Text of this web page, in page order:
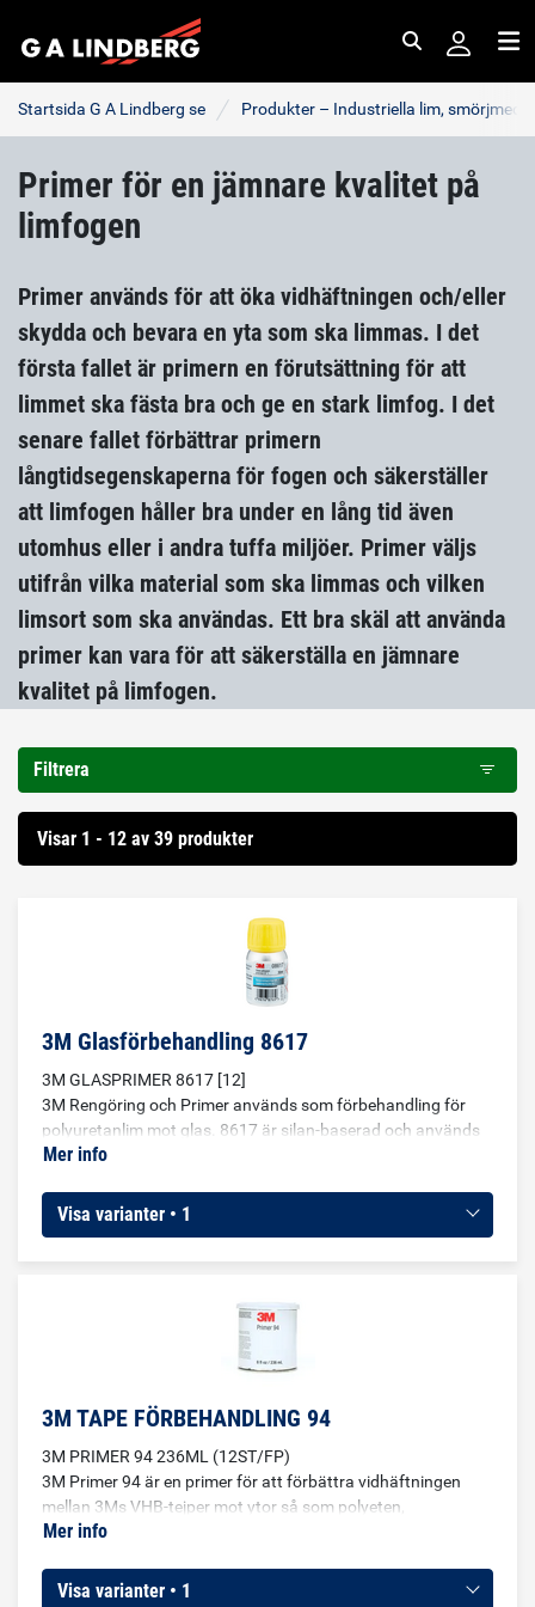
Startsida G A Lindberg se Produkter – Industriella lim,
Primer för en jämnare kvalitet på
limfogen
Primer används för att öka vidhäftningen och/eller
skydda och bevara en yta som ska limmas. I det
första fallet är primern en förutsättning för att
limmet ska fästa bra och ge en stark limfog. I det
senare fallet förbättrar primern
långtidsegenskaperna för fogen och säkerställer
att limfogen håller bra under en lång tid även
utomhus eller i andra tuffa miljöer. Primer väljs
utifrån vilka material som ska limmas och vilken
limsort som ska användas. Ett bra skäl att använda
primer kan vara för att säkerställa en jämnare
kvalitet på limfogen.
Filtrera
Visar 1 - 12 av 39 produkter
3M Glasförbehandling 8617
3M GLASPRIMER 8617 [12]
3M Rengöring och Primer används som förbehandling för
polyuretanlim mot glas. 8617 är silan-baserad och används
för att rengöra glaset och samtidigt förbättra vidhäftning
Vindrutor Fixa repor på gummitätningar Skydda uretan mot
skadlig UV-strålning
Mer info
Visa varianter • 1
3M TAPE FÖRBEHANDLING 94
3M PRIMER 94 236ML (12ST/FP)
3M Primer 94 är en primer för att förbättra vidhäftningen
mellan 3Ms VHB-tejper mot ytor så som polyeten,
polypropen, ABS, PET, PBT, betong, trä, glas, gummi, metall
Mer info
Visa varianter • 1